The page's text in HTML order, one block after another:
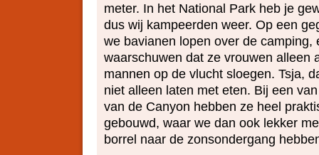
meter. In het National Park heb je
dus wij kampeerden weer. Op een
we bavianen lopen over de camping,
waarschuwen dat ze vrouwen alleen
mannen op de vlucht sloegen. Tsja,
niet alleen laten met eten. Bij een
van de Canyon hebben ze heel
gebouwd, waar we dan ook lekker
borrel naar de zonsondergang